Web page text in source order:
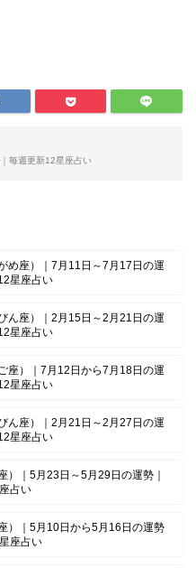
毎週更新12星座占い
め座）｜7月11日～7月17日の運
星座占い
ん座）｜2月15日～2月21日の運
星座占い
座）｜7月12日から7月18日の運
星座占い
ん座）｜2月21日～2月27日の運
星座占い
）｜5月23日～5月29日の運勢｜
占い
）｜5月10日から5月16日の運勢
座占い